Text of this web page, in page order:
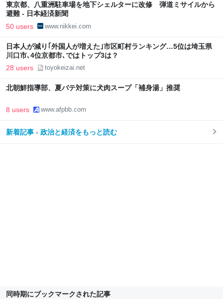
東京都、八重洲駐車場を地下シェルターに改修 弾道ミサイルから
避難 - 日本経済新聞
50 users www.nikkei.com
日本人が減り｢外国人が増えた｣市区町村ランキング…5位は埼玉県
川口市､4位京都市､ではトップ3は？
28 users toyokeizai.net
北朝鮮指導部、夏バテ対策に犬肉スープ「補身湯」推奨
8 users www.afpbb.com
新着記事 - 政治と経済をもっと読む
同時期にブックマークされた記事